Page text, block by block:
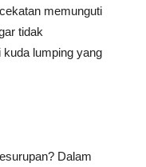
memunguti
tidak
kuda lumping yang
Dalam